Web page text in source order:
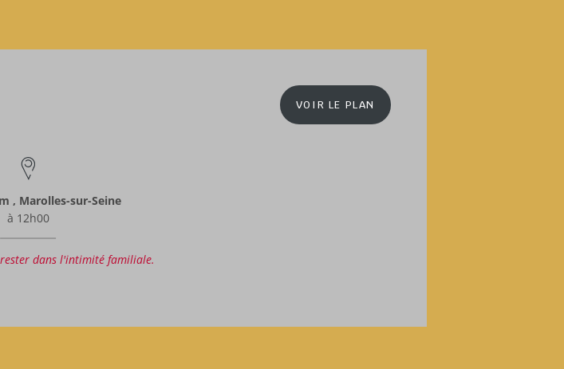
VOIR LE PLAN
, Marolles-sur-Seine
à 12h00
dans l'intimité familiale.